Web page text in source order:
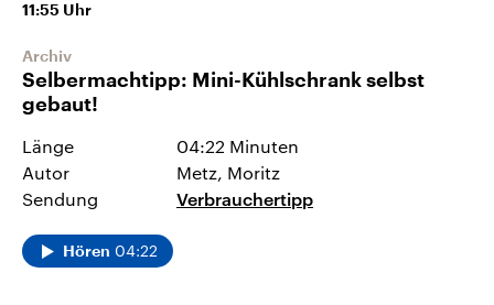
11:55 Uhr
Archiv
Selbermachtipp: Mini-Kühlschrank selbst
gebaut!
Länge
04:22 Minuten
Autor
Metz, Moritz
Sendung
Verbrauchertipp
Hören 04:22